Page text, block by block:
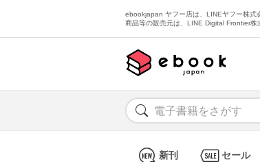
ebookjapan ヤフー店は、LINEヤフー株式
商品等の販売元は、LINE Digital Frontier株
新刊 セール